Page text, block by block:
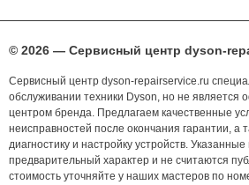
© 2026 — Сервисный центр dyson-
Сервисный центр dyson-repairservice.ru
обслуживании техники Dyson, но не
центром бренда. Предлагаем качественные
неисправностей после окончания гарантии, а
диагностику и настройку устройств.
предварительный характер и не считаются
стоимость уточняйте у наших мастеров по